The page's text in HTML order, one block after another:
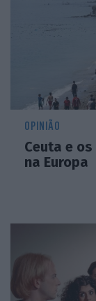
OPINIÃO
Ceuta e
na Europa